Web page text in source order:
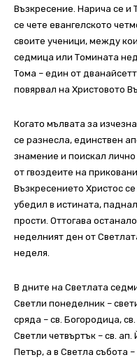
Възкресение. Нарича се и
се чете евангелското
своите ученици, между
седмица или Томината
Тома – един от
повярвал на Христовото
Когато мълвата за
се разнесла, единствен
знамение и поискал
от гвоздеите на
Възкресението Христос
убедил в истината,
прости. Оттогава
неделният ден от
неделя.
В дните на Светлата
Светли понеделник –
сряда – св. Богородица,
Светли четвъртък – св. ап.
Петър, а в Светла събота